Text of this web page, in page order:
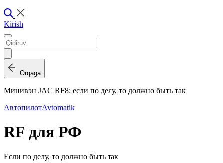
Kirish
Orqaga
Минивэн JAC RF8: если по делу, то должно быть так
АвтопилотAvtomatik
RF для РФ
Если по делу, то должно быть так